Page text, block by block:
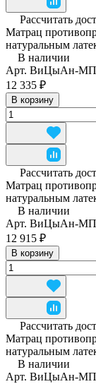
Рассчитать
Матрац
натуральным
В наличии
Арт. ВиЦыАн-
12 335 ₽
В корзину
Рассчитать
Матрац
натуральным
В наличии
Арт. ВиЦыАн-
12 915 ₽
В корзину
Рассчитать
Матрац
натуральным
В наличии
Арт. ВиЦыАн-